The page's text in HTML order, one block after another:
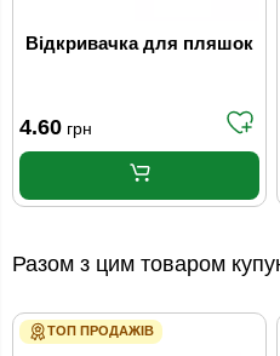
Відкривачка для пляшок
4.60 грн
Разом з цим товаром
ТОП ПРОДАЖІВ